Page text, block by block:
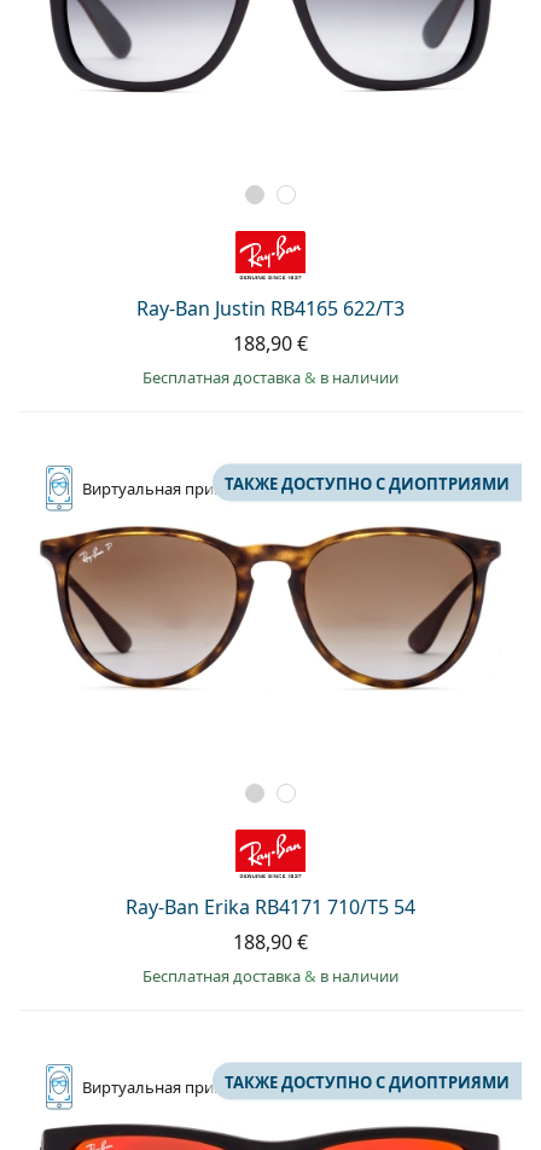
Ray-Ban Justin RB4165 622/T3
188,90 €
Бесплатная доставка& в наличии
Виртуальная примерка
Ray-Ban Erika RB4171 710/T5 54
ТАКЖЕ ДОСТУПНО С ДИОПТРИЯМИ
188,90 €
Бесплатная доставка& в наличии
Виртуальная примеркаТАКЖЕ ДОСТУПНО С ДИОПТРИЯМИ